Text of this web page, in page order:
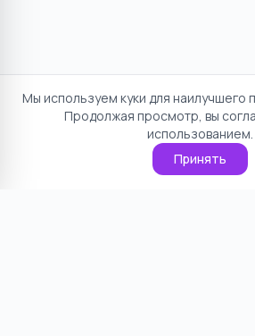
Мы используем куки для наилучшего
Продолжая просмотр, вы
использованием.
Принять